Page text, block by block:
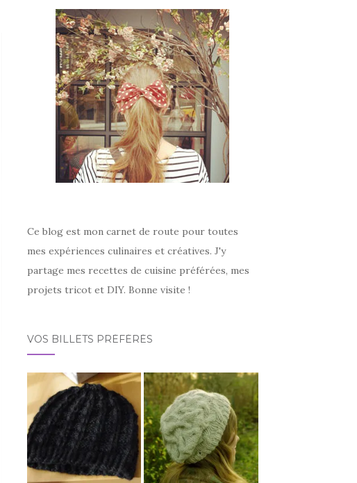
Ce blog est mon carnet de route pour toutes
mes expériences culinaires et créatives. J'y
partage mes recettes de cuisine préférées, mes
projets tricot et DIY. Bonne visite !
VOS BILLETS PRÉFÉRÉS